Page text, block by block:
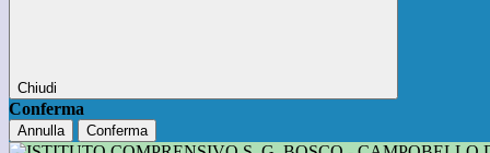
Chiudi
Conferma
Annulla Conferma